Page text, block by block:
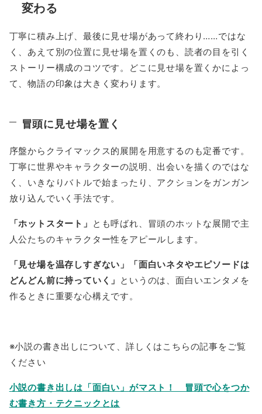
変わる
丁寧に積み上げ、最後に見せ場があって終わり……ではな
く、あえて別の位置に見せ場を置くのも、読者の目を引く
ストーリー構成のコツです。どこに見せ場を置くかによっ
て、物語の印象は大きく変わります。
冒頭に見せ場を置く
序盤からクライマックス的展開を用意するのも定番です。
丁寧に世界やキャラクターの説明、出会いを描くのではな
く、いきなりバトルで始まったり、アクションをガンガン
放り込んでいく手法です。
「ホットスタート」 とも呼ばれ、冒頭のホットな展開で主
人公たちのキャラクター性をアピールします。
「見せ場を温存しすぎない」「面白いネタやエピソードは
どんどん前に持っていく」 というのは、面白いエンタメを
作るときに重要な心構えです。
※小説の書き出しについて、詳しくはこちらの記事をご覧
ください
小説の書き出しは「面白い」がマスト！ 冒頭で心をつか
む書き方・テクニックとは